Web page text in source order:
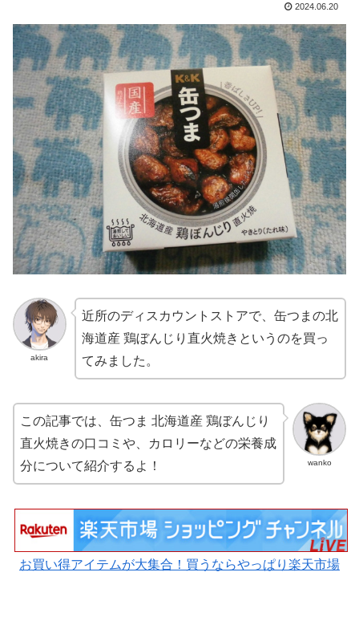
2024.06.20
akira
近所のディスカウントストアで、缶つまの北
海道産 鶏ぼんじり直火焼きというのを買っ
てみました。
wanko
この記事では、缶つま 北海道産 鶏ぼんじり
直火焼きの口コミや、カロリーなどの栄養成
分について紹介するよ！
お買い得アイテムが大集合！買うならやっぱり楽天市場